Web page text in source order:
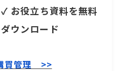
✓ お役立ち資料を無料
ダウンロード
買管理 >>